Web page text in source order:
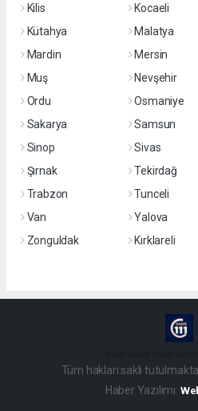
Kilis
Kocaeli
Kütahya
Malatya
Mardin
Mersin
Muş
Nevşehir
Ordu
Osmaniye
Sakarya
Samsun
Sinop
Sivas
Şırnak
Tekirdağ
Trabzon
Tunceli
Van
Yalova
Zonguldak
Kırklareli
Tüm hakları saklı
Haber Yazılımı: